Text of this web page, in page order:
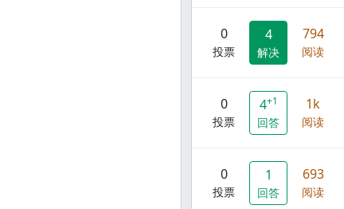
0
投票
4
解决
794
阅读
0
投票
4+1
回答
1k
阅读
0
投票
1
回答
693
阅读